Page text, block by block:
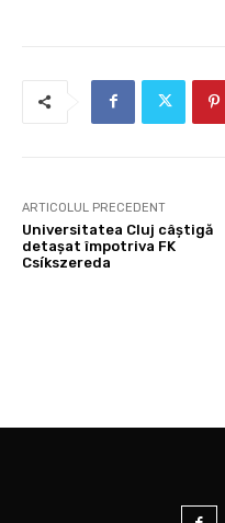
ARTICOLUL PRECEDENT
Universitatea Cluj câștigă
detașat împotriva FK
Csíkszereda